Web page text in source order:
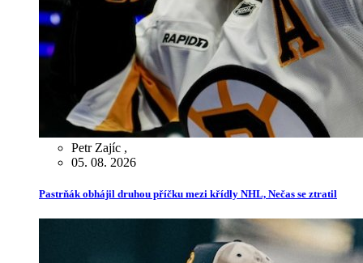
Petr Zajíc ,
05. 08. 2026
Pastrňák obhájil druhou příčku mezi křídly NHL, Nečas se ztratil